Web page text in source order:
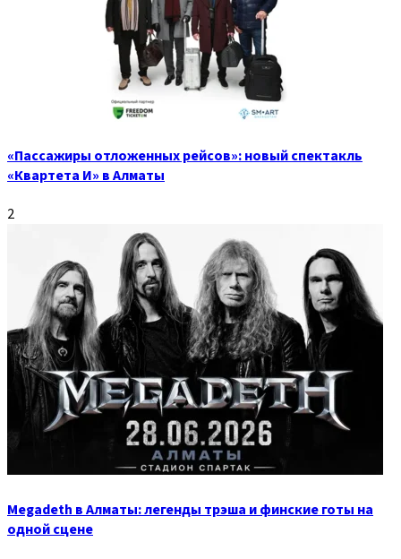
«Пассажиры отложенных рейсов»: новый спектакль
«Квартета И» в Алматы
2
Megadeth в Алматы: легенды трэша и финские готы на
одной сцене